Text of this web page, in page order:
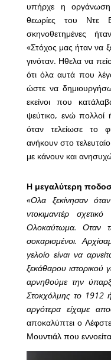
υπήρχε η
θεωρίες του Ντε
σκηνοθετημένες
«Στόχος μας ήταν να
γινόταν. Ηθελα να
ότι όλα αυτά που
ώστε να
εκείνοι που
ψεύτικο, ενώ
όταν τελείωσε το
ανήκουν στο
με κάνουν και
Η μεγαλύτερη
«Ολα ξεκίνησαν
ντοκιμαντέρ
Ολοκαύτωμα. Οταν
σοκαρισμένοι.
γελοίο είναι να
ξεκάθαρου
αρνηθούμε την
Στοκχόλμης το 1912
αργότερα είχαμε
αποκαλύπτει ο
Μουντιάλ που